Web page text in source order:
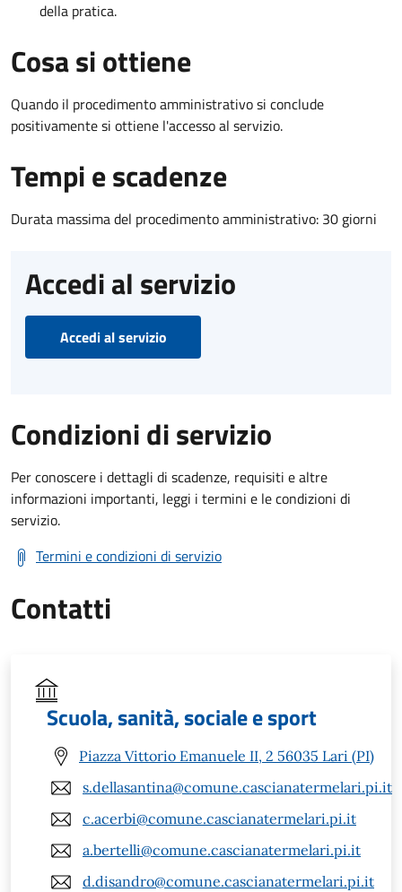
della pratica.
Cosa si ottiene
Quando il procedimento amministrativo si conclude
positivamente si ottiene l'accesso al servizio.
Tempi e scadenze
Durata massima del procedimento amministrativo: 30 giorni
Accedi al servizio
Accedi al servizio
Condizioni di servizio
Per conoscere i dettagli di scadenze, requisiti e altre
informazioni importanti, leggi i termini e le condizioni di
servizio.
Termini e condizioni di servizio
Contatti
Scuola, sanità, sociale e sport
Piazza Vittorio Emanuele II, 2 56035 Lari (PI)
s.dellasantina@comune.cascianatermelari.pi.it
c.acerbi@comune.cascianatermelari.pi.it
a.bertelli@comune.cascianatermelari.pi.it
d.disandro@comune.cascianatermelari.pi.it